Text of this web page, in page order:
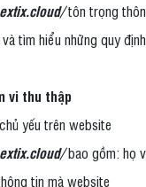
tôn trọng
tìm hiểu những quy
vi thu thập
yếu trên website
bao gồm: họ
tin mà website